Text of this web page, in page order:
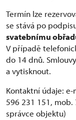
Termín lze
se stává po
svatebnímu
V případě
do 14 dnů.
a vytisknout.
Kontaktní údaje:
596 231 151, mob.
správce objektu)